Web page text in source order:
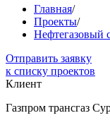
Главная/
Проекты/
Нефтегазовый
Отправить заявку
к списку проектов
Клиент
Газпром трансгаз